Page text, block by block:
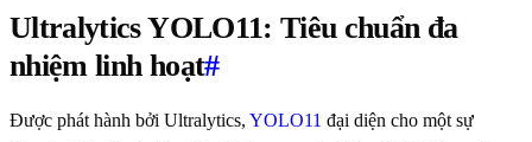
Ultralytics YOLO11: Tiêu chuẩn đa
nhiệm linh hoạt#
Được phát hành bởi Ultralytics, YOLO11 đại diện cho một sự